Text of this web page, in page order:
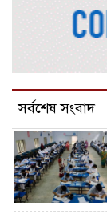
সর্বশেষ সংবাদ